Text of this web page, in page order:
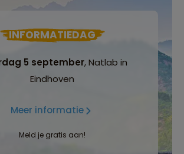
INFORMATIEDAG
5 september, Natlab in
Eindhoven
Meer informatie
Meld je gratis aan!